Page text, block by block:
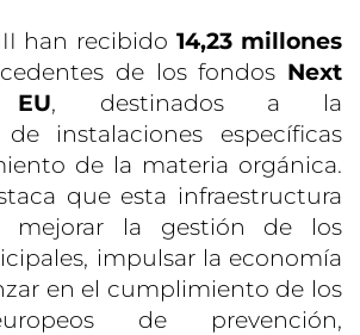
han recibido14,23 millones
de los fondos Next
EU, destinados a la
instalaciones específicas
de la materia orgánica.
que esta infraestructura
mejorar la gestión de los
impulsar la economía
en el cumplimiento de los
de prevención,